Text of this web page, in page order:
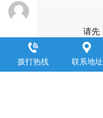
请先
拨打热线 联系地址